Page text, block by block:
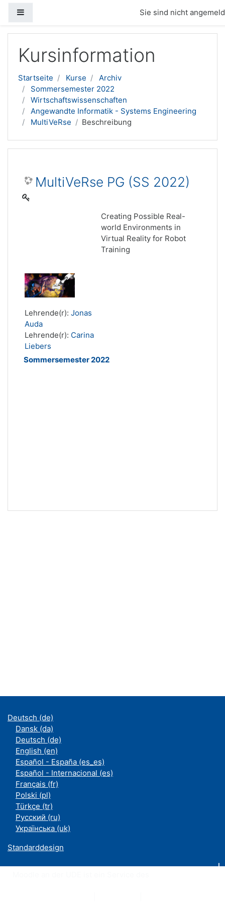
Sie sind nicht
Kursinformation
Startseite Kurse
Archiv
Sommersemester 2022
Wirtschaftswissenschaften
Angewandte Informatik - Systems Engineering
MultiVeRse
Beschreibung
MultiVeRse PG (SS 2022)
Creating Possible Real-
world Environments in
Virtual Reality for Robot
Training
Lehrende(r): Jonas
Auda
Lehrende(r): Carina
Liebers
Sommersemester 2022
Deutsch ‎(de)‎
Dansk ‎(da)‎
Deutsch ‎(de)‎
English ‎(en)‎
Español - España ‎(es_es)‎
Español - Internacional ‎(es)‎
Français ‎(fr)‎
Polski ‎(pl)‎
Türkçe ‎(tr)‎
Русский ‎(ru)‎
Українська ‎(uk)‎
Standarddesign